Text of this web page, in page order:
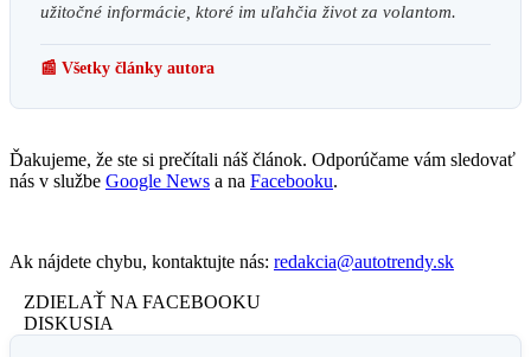
užitočné informácie, ktoré im uľahčia život za volantom.
📰 Všetky články autora
Ďakujeme, že ste si prečítali náš článok. Odporúčame vám sledovať
nás v službe Google News a na Facebooku.
Ak nájdete chybu, kontaktujte nás: redakcia@autotrendy.sk
ZDIELAŤ NA FACEBOOKU
DISKUSIA